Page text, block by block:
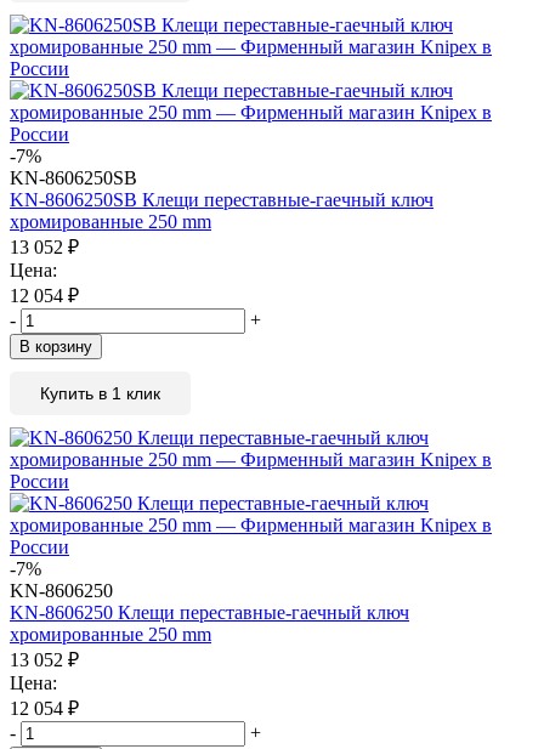
-7%
KN-8606250SB
KN-8606250SB Клещи переставные-гаечный ключ
хромированные 250 mm
13 052 ₽
Цена:
12 054 ₽
-
+
В корзину
Купить в 1 клик
-7%
KN-8606250
KN-8606250 Клещи переставные-гаечный ключ
хромированные 250 mm
13 052 ₽
Цена:
12 054 ₽
-
+